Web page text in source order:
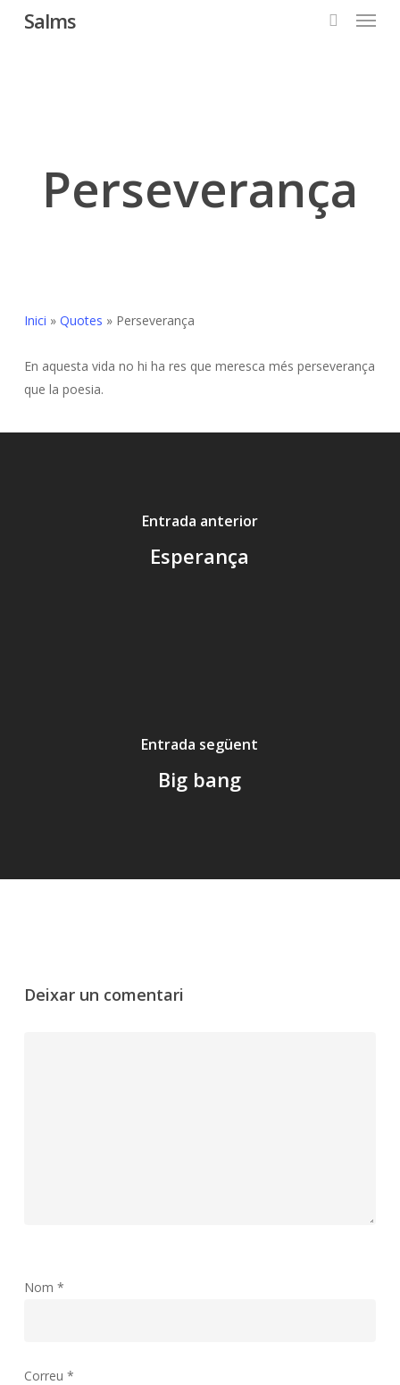
Salms Menu
Perseverança
Inici » Quotes » Perseverança
En aquesta vida no hi ha res que meresca més perseverança
que la poesia.
Entrada anterior
Esperança
Entrada següent
Big bang
Deixar un comentari
Nom *
Correu *